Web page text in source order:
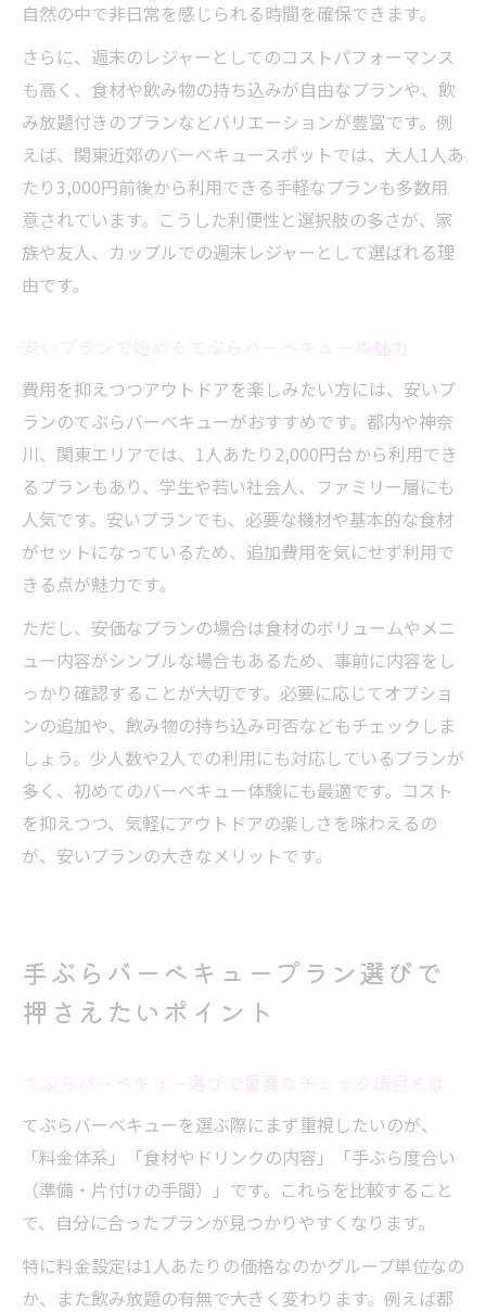
都内や関東で自分に最適なてぶらバーベキ
ュー探し
自然の中で非日常を感じられる時間を確保できます。
さらに、週末のレジャーとしてのコストパフォーマンス
も高く、食材や飲み物の持ち込みが自由なプランや、飲
み放題付きのプランなどバリエーションが豊富です。例
えば、関東近郊のバーベキュースポットでは、大人1人あ
たり3,000円前後から利用できる手軽なプランも多数用
意されています。こうした利便性と選択肢の多さが、家
族や友人、カップルでの週末レジャーとして選ばれる理
由です。
費用を抑えつつアウトドアを楽しみたい方には、安いプ
ランのてぶらバーベキューがおすすめです。都内や神奈
川、関東エリアでは、1人あたり2,000円台から利用でき
るプランもあり、学生や若い社会人、ファミリー層にも
人気です。安いプランでも、必要な機材や基本的な食材
がセットになっているため、追加費用を気にせず利用で
きる点が魅力です。
ただし、安価なプランの場合は食材のボリュームやメニ
ュー内容がシンプルな場合もあるため、事前に内容をし
っかり確認することが大切です。必要に応じてオプショ
ンの追加や、飲み物の持ち込み可否などもチェックしま
しょう。少人数や2人での利用にも対応しているプランが
多く、初めてのバーベキュー体験にも最適です。コスト
を抑えつつ、気軽にアウトドアの楽しさを味わえるの
が、安いプランの大きなメリットです。
手ぶらバーベキュープラン選びで
押さえたいポイント
てぶらバーベキューを選ぶ際にまず重視したいのが、
「料金体系」「食材やドリンクの内容」「手ぶら度合い
（準備・片付けの手間）」です。これらを比較すること
で、自分に合ったプランが見つかりやすくなります。
特に料金設定は1人あたりの価格なのかグループ単位なの
か、また飲み放題の有無で大きく変わります。例えば都